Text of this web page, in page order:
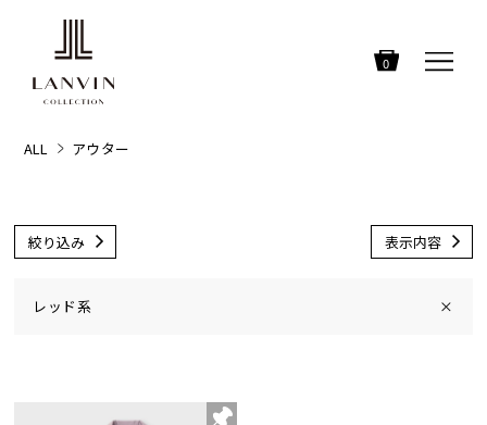
0
ALL アウター
絞り込み 表示内容
レッド系 ×